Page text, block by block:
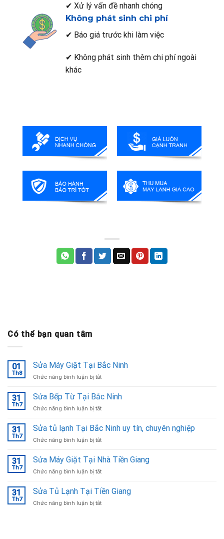
✔ Xử lý vấn đề nhanh chóng
Không phát sinh chi phí
✔ Báo giá trước khi làm việc
✔ Không phát sinh thêm chi phí ngoài
khác
Có thể bạn quan tâm
01
Th8
Sửa Máy Giặt Tại Bắc Ninh
Chức năng bình luận bị tắtở
Máy
Tại
Ninh
31
Th7
Sửa Bếp Từ Tại Bắc Ninh
Chức năng bình luận bị tắtở
Bếp
Tại
Ninh
31
Th7
Sửa tủ lạnh Tại Bắc Ninh uy tín, chuyên nghiệp
Chức năng bình luận bị tắtở
tủ
Tại
Ninh
31
Th7
Sửa Máy Giặt Tại Nhà Tiền Giang
Chức năng bình luận bị tắtở
Máy
Giặt
Tại
31
Th7
Sửa Tủ Lạnh Tại Tiền Giang
Chức năng bình luận bị tắtở